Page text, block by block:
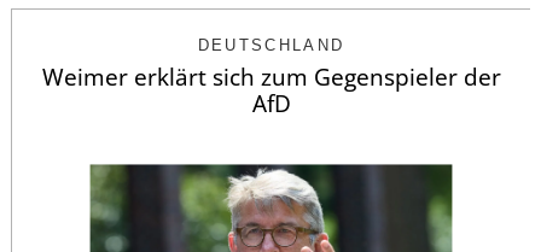
DEUTSCHLAND
Weimer erklärt sich zum Gegenspieler der
AfD